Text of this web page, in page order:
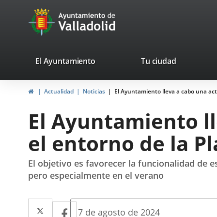
Portal
Web
Ayuntamiento
de
valladolid.es
El Ayuntamiento Tu ciudad
InicioActualidad Noticias El Ayuntamiento lleva a cabo una
El Ayuntamiento
el entorno de la
El objetivo es favorecer la funcionalidad de
pero especialmente en el verano
Twitter
EnlaceFacebook
Enlace
Fecha
7 de agosto de 2024